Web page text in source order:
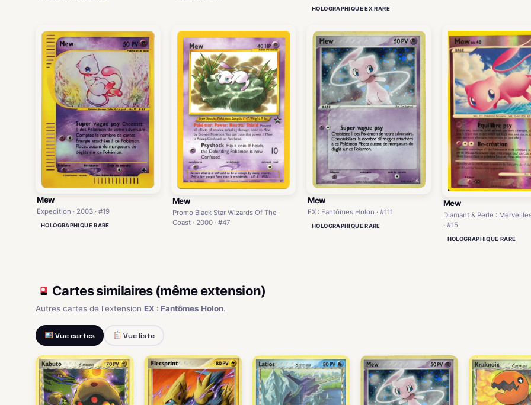
HOLOGRAPHIQUE EX RARE
Mew
Expedition · 2003 · #19
HOLOGRAPHIQUE RARE
Mew
Promo Black Star Wizards Of The
Coast · 2000 · #47
Mew
EX : Fantômes Holon · #111
HOLOGRAPHIQUE RARE
Mew
Diamant & Perle :
· #15
HOLOGRAPHIQUE RARE
Cartes similaires (même extension)
Autres cartes de l'extension EX : Fantômes Holon.
Vue cartes Vue liste